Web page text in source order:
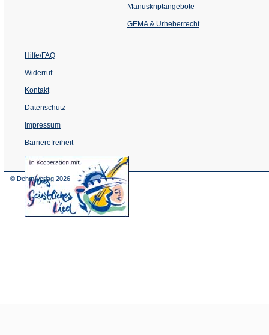
einem
Tab)
Manuskriptangebote
GEMA & Urheberrecht
Hilfe/FAQ
Widerruf
Kontakt
Datenschutz
Impressum
Barrierefreiheit
(Öffnet
in
© Dehm Verlag 2026